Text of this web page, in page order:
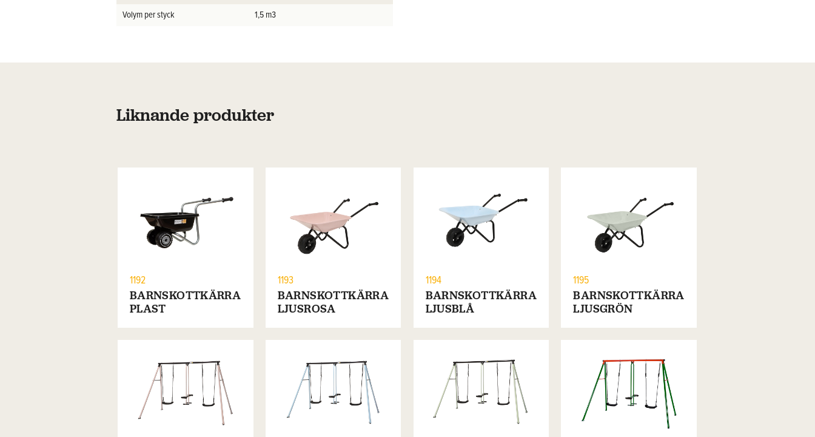
Volym per styck
1,5 m3
Liknande produkter
1192
BARNSKOTTKÄRRA
PLAST
1193
BARNSKOTTKÄRRA
LJUSROSA
1194
BARNSKOTTKÄRRA
LJUSBLÅ
1195
BARNSKOTTKÄRRA
LJUSGRÖN